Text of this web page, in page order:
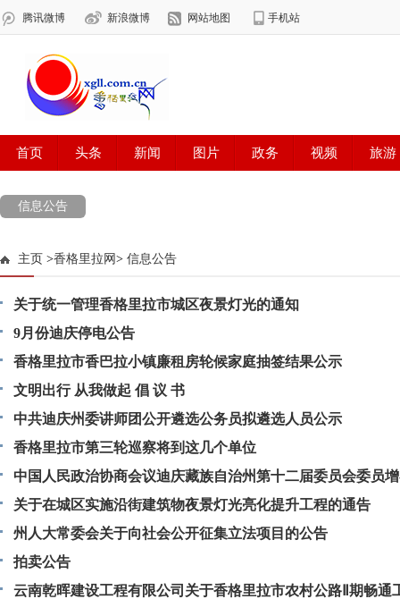
信息公告
主页 >香格里拉网 > 信息公告
关于统一管理香格里拉市城区夜景灯光的通知
9月份迪庆停电公告
香格里拉市香巴拉小镇廉租房轮候家庭抽签结果公示
文明出行 从我做起 倡 议 书
中共迪庆州委讲师团公开遴选公务员拟遴选人员公示
香格里拉市第三轮巡察将到这几个单位
中国人民政治协商会议迪庆藏族自治州第十二届委员会委员
关于在城区实施沿街建筑物夜景灯光亮化提升工程的通告
州人大常委会关于向社会公开征集立法项目的公告
拍卖公告
云南乾晖建设工程有限公司关于香格里拉市农村公路Ⅱ期畅通